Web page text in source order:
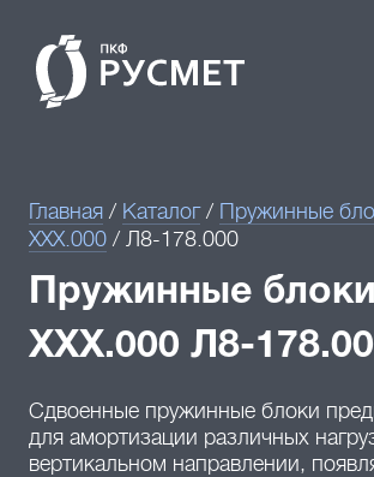
Главная / Каталог / Пружинные
XXX.000 / Л8-178.000
Пружинные
XXX.000 Л8-
Сдвоенные пружинные блоки
для амортизации различных
вертикальном направлении,